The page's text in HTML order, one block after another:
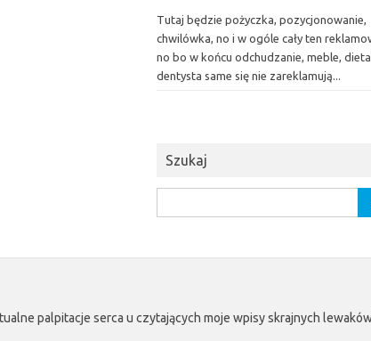
Tutaj będzie pożyczka, pozycjonowanie,
chwilówka, no i w ogóle cały ten
no bo w końcu odchudzanie, meble,
dentysta same się nie zareklamują...
Szukaj
palpitacje serca u czytających moje wpisy skrajnych